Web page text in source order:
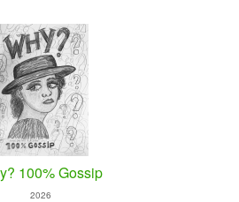
100% Gossip
2026